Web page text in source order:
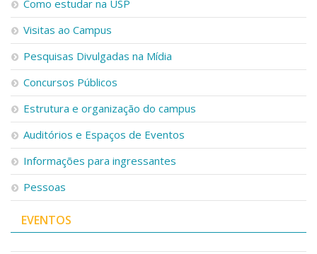
Como estudar na USP
Visitas ao Campus
Pesquisas Divulgadas na Mídia
Concursos Públicos
Estrutura e organização do campus
Auditórios e Espaços de Eventos
Informações para ingressantes
Pessoas
EVENTOS